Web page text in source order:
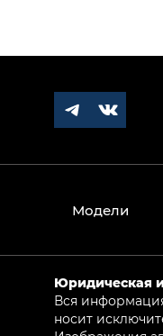
Модели
Юридическая
Вся
носит